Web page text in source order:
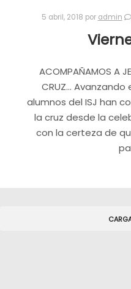
5 abril, 2018 por admin
ACOMPAÑAMOS A
CRUZ…
alumnos del ISJ han
la cruz desde la
con la certeza de